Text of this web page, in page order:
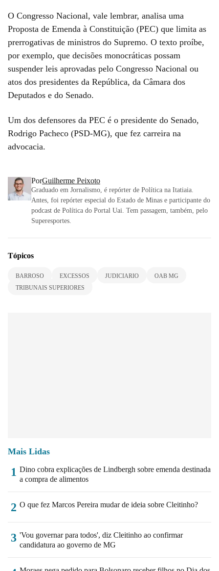
O Congresso Nacional, vale lembrar, analisa uma
Proposta de Emenda à Constituição (PEC) que limita as
prerrogativas de ministros do Supremo. O texto proíbe,
por exemplo, que decisões monocráticas possam
suspender leis aprovadas pelo Congresso Nacional ou
atos dos presidentes da República, da Câmara dos
Deputados e do Senado.
Um dos defensores da PEC é o presidente do Senado,
Rodrigo Pacheco (PSD-MG), que fez carreira na
advocacia.
PorGuilherme Peixoto
Graduado em Jornalismo, é repórter de Política na Itatiaia.
Antes, foi repórter especial do Estado de Minas e participante do
podcast de Política do Portal Uai. Tem passagem, também, pelo
Superesportes.
Tópicos
BARROSO EXCESSOS JUDICIARIO
OAB MG
TRIBUNAIS SUPERIORES
Mais Lidas
1 Dino cobra explicações de Lindbergh sobre emenda destinada
a compra de alimentos
2 O que fez Marcos Pereira mudar de ideia sobre Cleitinho?
3 'Vou governar para todos', diz Cleitinho ao confirmar
candidatura ao governo de MG